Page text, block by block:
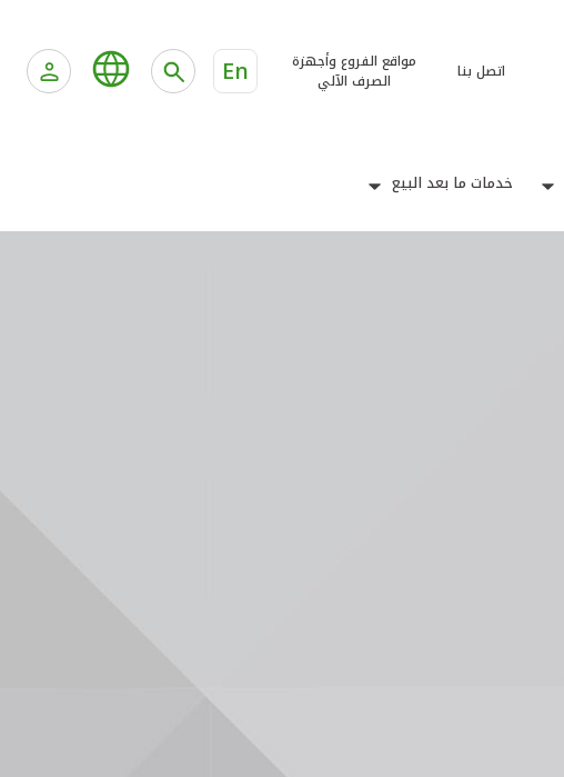
اتصل بنا
مواقع الفروع وأجهزة
الصرف الآلي
En
خدمات ما بعد البيع